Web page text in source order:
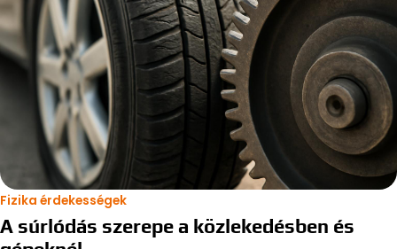
Fizika érdekességek
A súrlódás szerepe a közlekedésben és